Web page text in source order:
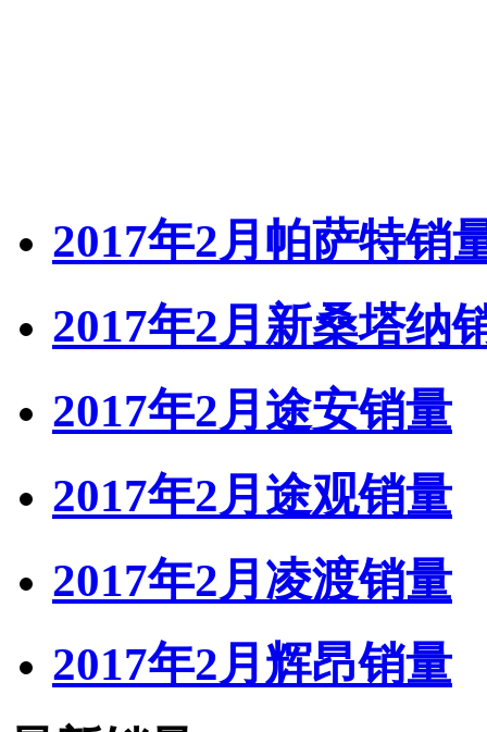
2017年2月帕萨特销
2017年2月新桑塔纳
2017年2月途安销量
2017年2月途观销量
2017年2月凌渡销量
2017年2月辉昂销量